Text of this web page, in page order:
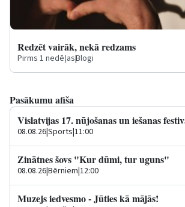
Redzēt vairāk, nekā redzams
Pirms 1 nedēļas|Blogi
Pasākumu afiša
Vislatvijas 17. nūjošanas un iešanas
08.08.26|Sports|11:00
Zinātnes šovs "Kur dūmi, tur uguns"
08.08.26|Bērniem|12:00
Muzejs iedvesmo - Jūties kā mājās!